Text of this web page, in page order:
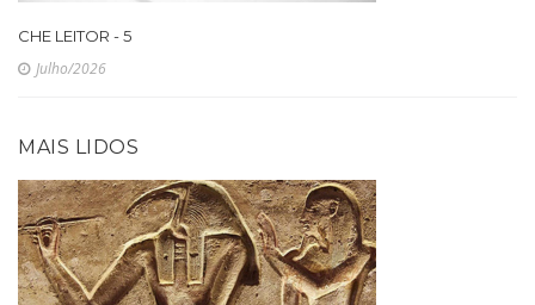
CHE LEITOR - 5
Julho/2026
MAIS LIDOS